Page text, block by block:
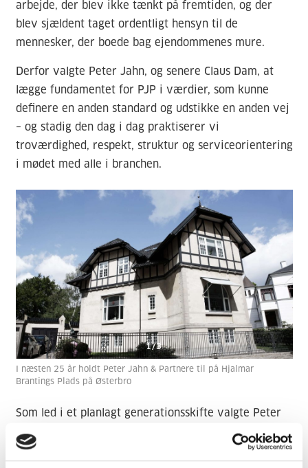
arbejde, der blev ikke tænkt på fremtiden, og der
blev sjældent taget ordentligt hensyn til de
mennesker, der boede bag ejendommenes mure.
Derfor valgte Peter Jahn, og senere Claus Dam, at
lægge fundamentet for PJP i værdier, som kunne
definere en anden standard og udstikke en anden vej
– og stadig den dag i dag praktiserer vi
troværdighed, respekt, struktur og serviceorientering
i mødet med alle i branchen.
1/3
I næsten 25 år holdt Peter Jahn & Partnere til på Hjalmar
Brantings Plads på Østerbro
Som led i et planlagt generationsskifte valgte Peter
Jahn at gå på pension i 2008, hvorefter Jacob
Lemche og Martin D. Nielsen trådte ind i ejerkredsen